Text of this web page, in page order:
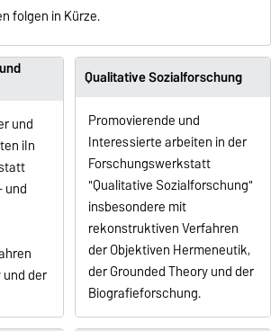
folgen in Kürze.
und
iIn
und
der
Qualitative Sozialforschung
Promovierende und
Interessierte arbeiten in der
Forschungswerkstatt
"Qualitative Sozialforschung"
insbesondere mit
rekonstruktiven Verfahren
der Objektiven Hermeneutik,
der Grounded Theory und der
Biografieforschung.